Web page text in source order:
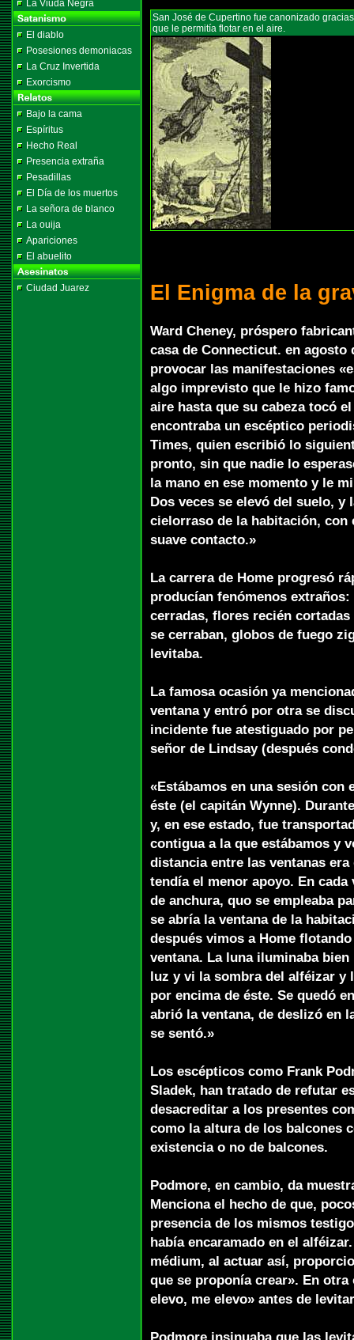
La Viuda Negra
El diablo
Posesiones demoniacas
La Cruz Invertida
Exorcismo
Bajo la cama
Espíritus
Hecho Real
Presencia extraña
Pesadillas
El Día de los muertos
La señora de blanco
La ouija
Apariciones
El abuelito
Ciudad Juarez
San José de Cupertino fue canonizado
que le permitía flotar en el aire.
El Enigma de la
Ward Cheney, próspero
casa de Connecticut. en agosto
provocar las manifestaciones
algo imprevisto que le hizo
aire hasta que su cabeza tocó
encontraba un escéptico
Times, quien escribió lo
pronto, sin que nadie lo
la mano en ese momento y le
Dos veces se elevó del suelo, y
cielorraso de la habitación, con
suave contacto.»
La carrera de Home progresó
producían fenómenos
cerradas, flores recién
se cerraban, globos de fuego
levitaba.
La famosa ocasión ya
ventana y entró por otra se
incidente fue atestiguado por
señor de Lindsay (después
«Estábamos en una sesión
éste (el capitán Wynne).
y, en ese estado, fue
contigua a la que estábamos y
distancia entre las ventanas
tendía el menor apoyo. En
de anchura, quo se empleaba
se abría la ventana de la
después vimos a Home
ventana. La luna iluminaba
luz y vi la sombra del alféizar y
por encima de éste. Se quedó
abrió la ventana, de deslizó en
se sentó.»
Los escépticos como Frank
Sladek, han tratado de refutar
desacreditar a los presentes
como la altura de los balcones
existencia o no de balcones.
Podmore, en cambio, da
Menciona el hecho de que,
presencia de los mismos
había encaramado en el
médium, al actuar así,
que se proponía crear». En
elevo, me elevo» antes de
Podmore insinuaba que las